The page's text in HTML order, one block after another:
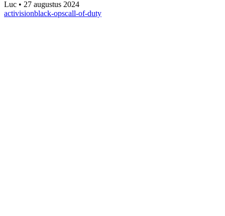
Luc • 27 augustus 2024
activisionblack-opscall-of-duty